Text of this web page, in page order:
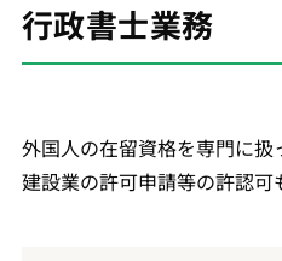
行政書士業務
外国人の在留資格を専門に扱
建設業の許可申請等の許認可